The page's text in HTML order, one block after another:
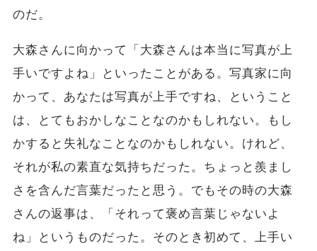
のだ。
大森さんに向かって「大森さんは本当に写真が上
手いですよね」といったことがある。写真家に向
かって、あなたは写真が上手ですね、ということ
は、とてもおかしなことなのかもしれない。もし
かすると失礼なことなのかもしれない。けれど、
それが私の素直な気持ちだった。ちょっと羨まし
さを含んだ言葉だったと思う。でもその時の大森
さんの返事は、「それって褒め言葉じゃないよ
ね」というものだった。そのとき初めて、上手い